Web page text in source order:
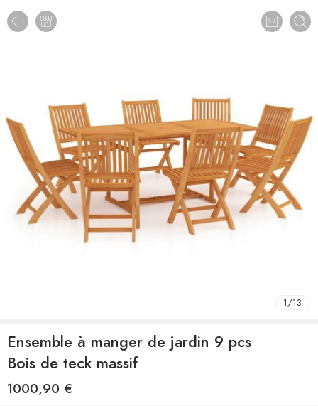
1/13
Ensemble à manger de jardin 9 pcs
Bois de teck massif
1000,90 €